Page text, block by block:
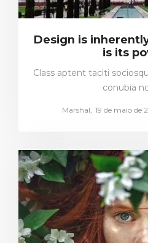
Design is
is its
Class aptent taciti
conubia
Marshal Posted
19 de maio de